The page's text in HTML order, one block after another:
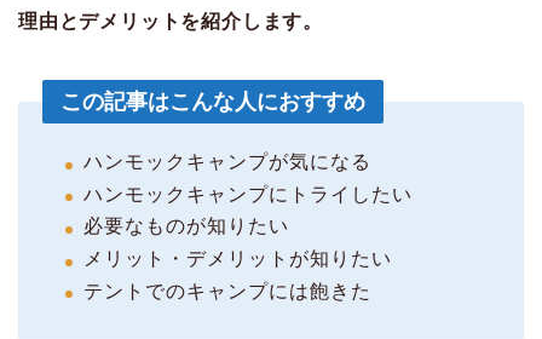
理由とデメリットを紹介します。
この記事はこんな人におすすめ
ハンモックキャンプが気になる
ハンモックキャンプにトライしたい
必要なものが知りたい
メリット・デメリットが知りたい
テントでのキャンプには飽きた